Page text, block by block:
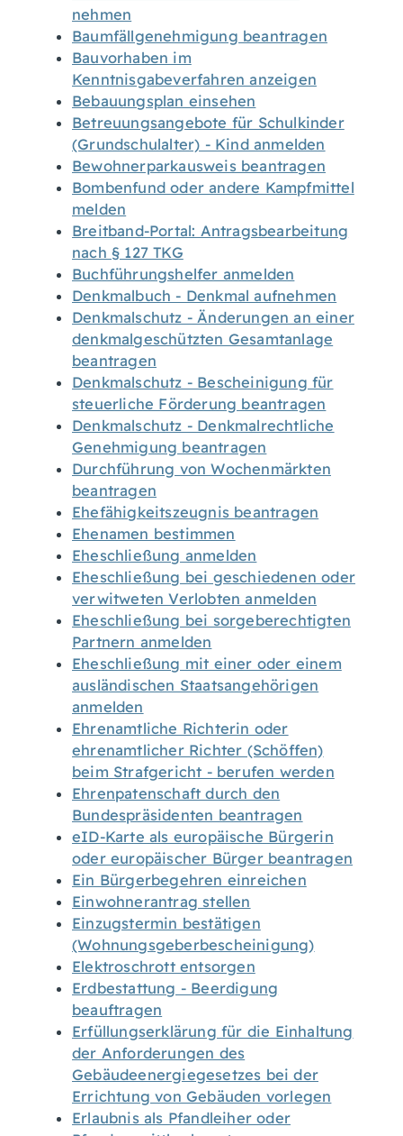
nehmen
Baumfällgenehmigung beantragen
Bauvorhaben im
Kenntnisgabeverfahren anzeigen
Bebauungsplan einsehen
Betreuungsangebote für Schulkinder
(Grundschulalter) - Kind anmelden
Bewohnerparkausweis beantragen
Bombenfund oder andere Kampfmittel
melden
Breitband-Portal: Antragsbearbeitung
nach § 127 TKG
Buchführungshelfer anmelden
Denkmalbuch - Denkmal aufnehmen
Denkmalschutz - Änderungen an einer
denkmalgeschützten Gesamtanlage
beantragen
Denkmalschutz - Bescheinigung für
steuerliche Förderung beantragen
Denkmalschutz - Denkmalrechtliche
Genehmigung beantragen
Durchführung von Wochenmärkten
beantragen
Ehefähigkeitszeugnis beantragen
Ehenamen bestimmen
Eheschließung anmelden
Eheschließung bei geschiedenen oder
verwitweten Verlobten anmelden
Eheschließung bei sorgeberechtigten
Partnern anmelden
Eheschließung mit einer oder einem
ausländischen Staatsangehörigen
anmelden
Ehrenamtliche Richterin oder
ehrenamtlicher Richter (Schöffen)
beim Strafgericht - berufen werden
Ehrenpatenschaft durch den
Bundespräsidenten beantragen
eID-Karte als europäische Bürgerin
oder europäischer Bürger beantragen
Ein Bürgerbegehren einreichen
Einwohnerantrag stellen
Einzugstermin bestätigen
(Wohnungsgeberbescheinigung)
Elektroschrott entsorgen
Erdbestattung - Beerdigung
beauftragen
Erfüllungserklärung für die Einhaltung
der Anforderungen des
Gebäudeenergiegesetzes bei der
Errichtung von Gebäuden vorlegen
Erlaubnis als Pfandleiher oder